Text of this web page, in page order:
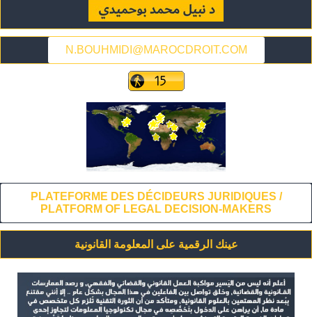
N.BOUHMIDI@MAROCDROIT.COM
PLATEFORME DES DÉCIDEURS JURIDIQUES /
PLATFORM OF LEGAL DECISION-MAKERS
عينك الرقمية على المعلومة القانونية